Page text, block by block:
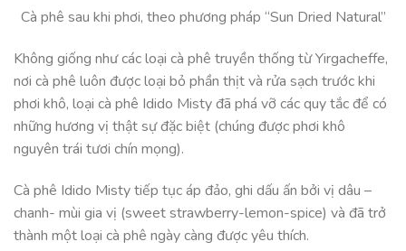
Cà phê sau khi phơi, theo phương pháp “Sun Dried Natural”
Không giống như các loại cà phê truyền thống từ Yirgacheffe,
nơi cà phê luôn được loại bỏ phần thịt và rửa sạch trước khi
phơi khô, loại cà phê Idido Misty đã phá vỡ các quy tắc để có
những hương vị thật sự đặc biệt (chúng được phơi khô
nguyên trái tươi chín mọng).
Cà phê Idido Misty tiếp tục áp đảo, ghi dấu ấn bởi vị dâu –
chanh- mùi gia vị (sweet strawberry-lemon-spice) và đã trở
thành một loại cà phê ngày càng được yêu thích.